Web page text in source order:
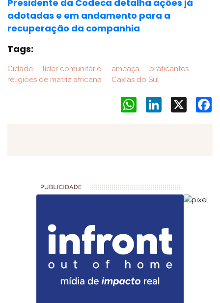
Presidente da Codeca detalha ações já
adotadas e em andamento para a
recuperação da companhia
Tags:
Cidade líder comunitário ameaça
praticantes
religiões de matriz africana
Caxias do Sul
LinkedIn
WhatsApp